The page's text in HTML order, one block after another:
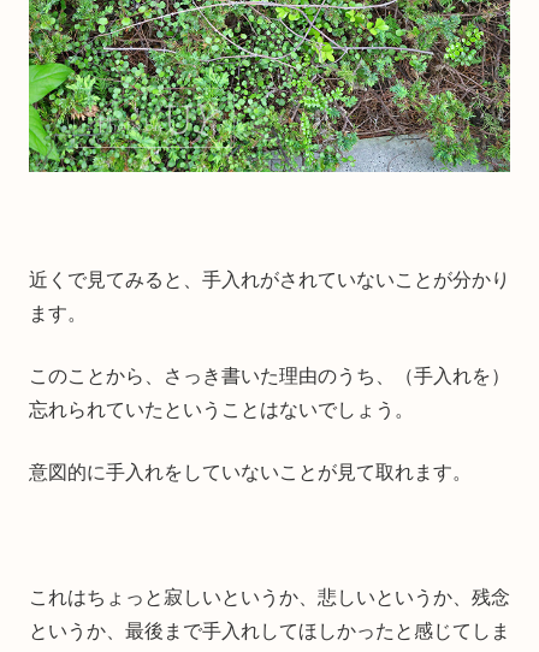
近くで見てみると、手入れがされていないことが分かり
ます。
このことから、さっき書いた理由のうち、（手入れを）
忘れられていたということはないでしょう。
意図的に手入れをしていないことが見て取れます。
これはちょっと寂しいというか、悲しいというか、残念
というか、最後まで手入れしてほしかったと感じてしま